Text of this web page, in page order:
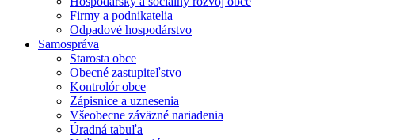
Firmy a podnikatelia
Odpadové hospodárstvo
Samospráva
Starosta obce
Obecné zastupiteľstvo
Kontrolór obce
Zápisnice a uznesenia
Všeobecne záväzné nariadenia
Úradná tabuľa